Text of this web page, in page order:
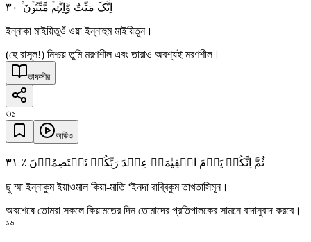
اِنَّکَ مَیِّتٌ وَّاِنَّہُمۡ مَّیِّتُوۡنَ ۫ ٣۰
ইন্নাকা মাইয়িতুওঁ ওয়া ইন্নাহুম মাইয়িতূন।
(হে রাসূল!) নিশ্চয় তুমি মরণশীল এবং তারাও অবশ্যই মরণশীল।
তাফসীর
৩১
অডিও
ثُمَّ اِنَّکُمۡ یَوۡمَ الۡقِیٰمَۃِ عِنۡدَ رَبِّکُمۡ تَخۡتَصِمُوۡنَ ٪ ٣١
ছু ম্মা ইন্নাকুম ইয়াওমাল কিয়া-মাতি ‘ইনদা রাব্বিকুম তাখতাসিমূন।
অবশেষে তোমরা সকলে কিয়ামতের দিন তোমাদের প্রতিপালকের সামনে বাদানুবাদ করবে।
১৬